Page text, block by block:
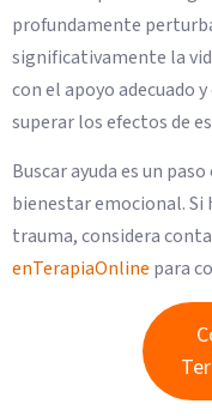
profundamente
significativamente la
con el apoyo adecuado
superar los efectos de
Buscar ayuda es un
bienestar emocional.
trauma, considera
enTerapiaOnline para